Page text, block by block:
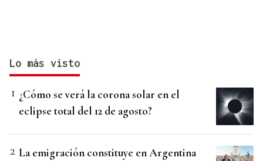
Lo más visto
¿Cómo se verá la corona solar en el
eclipse total del 12 de agosto?
La emigración constituye en Argentina